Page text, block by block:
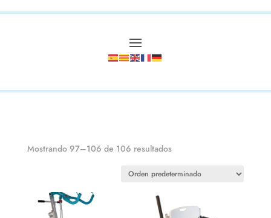
Mostrando 97–106 de 106 resultados